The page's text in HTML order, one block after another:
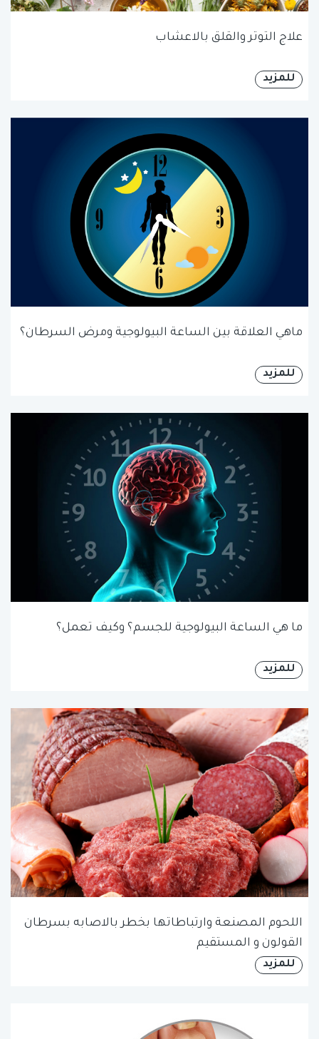
علاج التوتر والقلق بالاعشاب
للمزيد
ماهي العلاقة بين الساعة البيولوجية ومرض السرطان؟
للمزيد
ما هي الساعة البيولوجية للجسم؟ وكيف تعمل؟
للمزيد
اللحوم المصنعة وارتباطاتها بخطر بالاصابه بسرطان
القولون و المستقيم
للمزيد